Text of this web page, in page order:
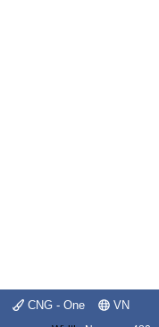
CNG - One VN